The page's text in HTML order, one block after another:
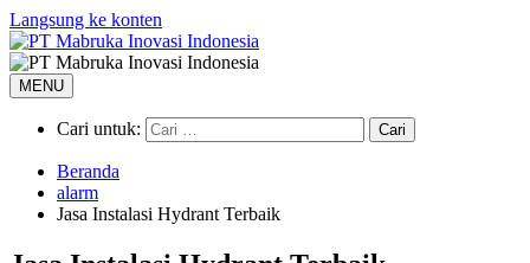
Langsung ke konten
MENU
Cari untuk:
Beranda
alarm
Jasa Instalasi Hydrant Terbaik